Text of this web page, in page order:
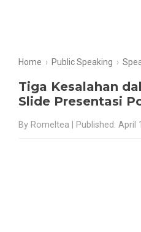
Home › Public Speaking ›
Tiga Kesalahan
Slide Presentasi
By Romeltea | Published: April